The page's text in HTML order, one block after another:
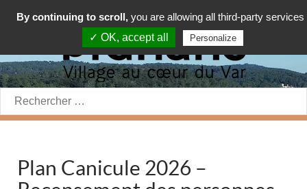
Rechercher:
Plan Canicule 2026 –
By continuing to scroll, you are allowing all third-party services
✓ OK, accept all
Personalize